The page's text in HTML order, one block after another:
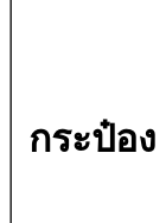
กระป๋อง